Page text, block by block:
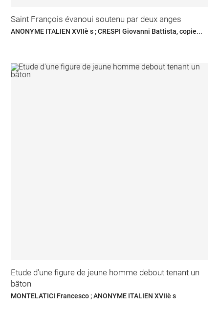
Saint François évanoui soutenu par deux anges
ANONYME ITALIEN XVIIè s ; CRESPI Giovanni Battista, copie...
Etude d'une figure de jeune homme debout tenant un
bâton
MONTELATICI Francesco ; ANONYME ITALIEN XVIIè s